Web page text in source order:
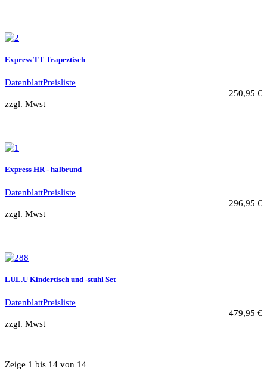
Express TT Trapeztisch
DatenblattPreisliste
250,95 €
zzgl. Mwst
Express HR - halbrund
DatenblattPreisliste
296,95 €
zzgl. Mwst
LUL.U Kindertisch und -stuhl Set
DatenblattPreisliste
479,95 €
zzgl. Mwst
Zeige 1 bis 14 von 14